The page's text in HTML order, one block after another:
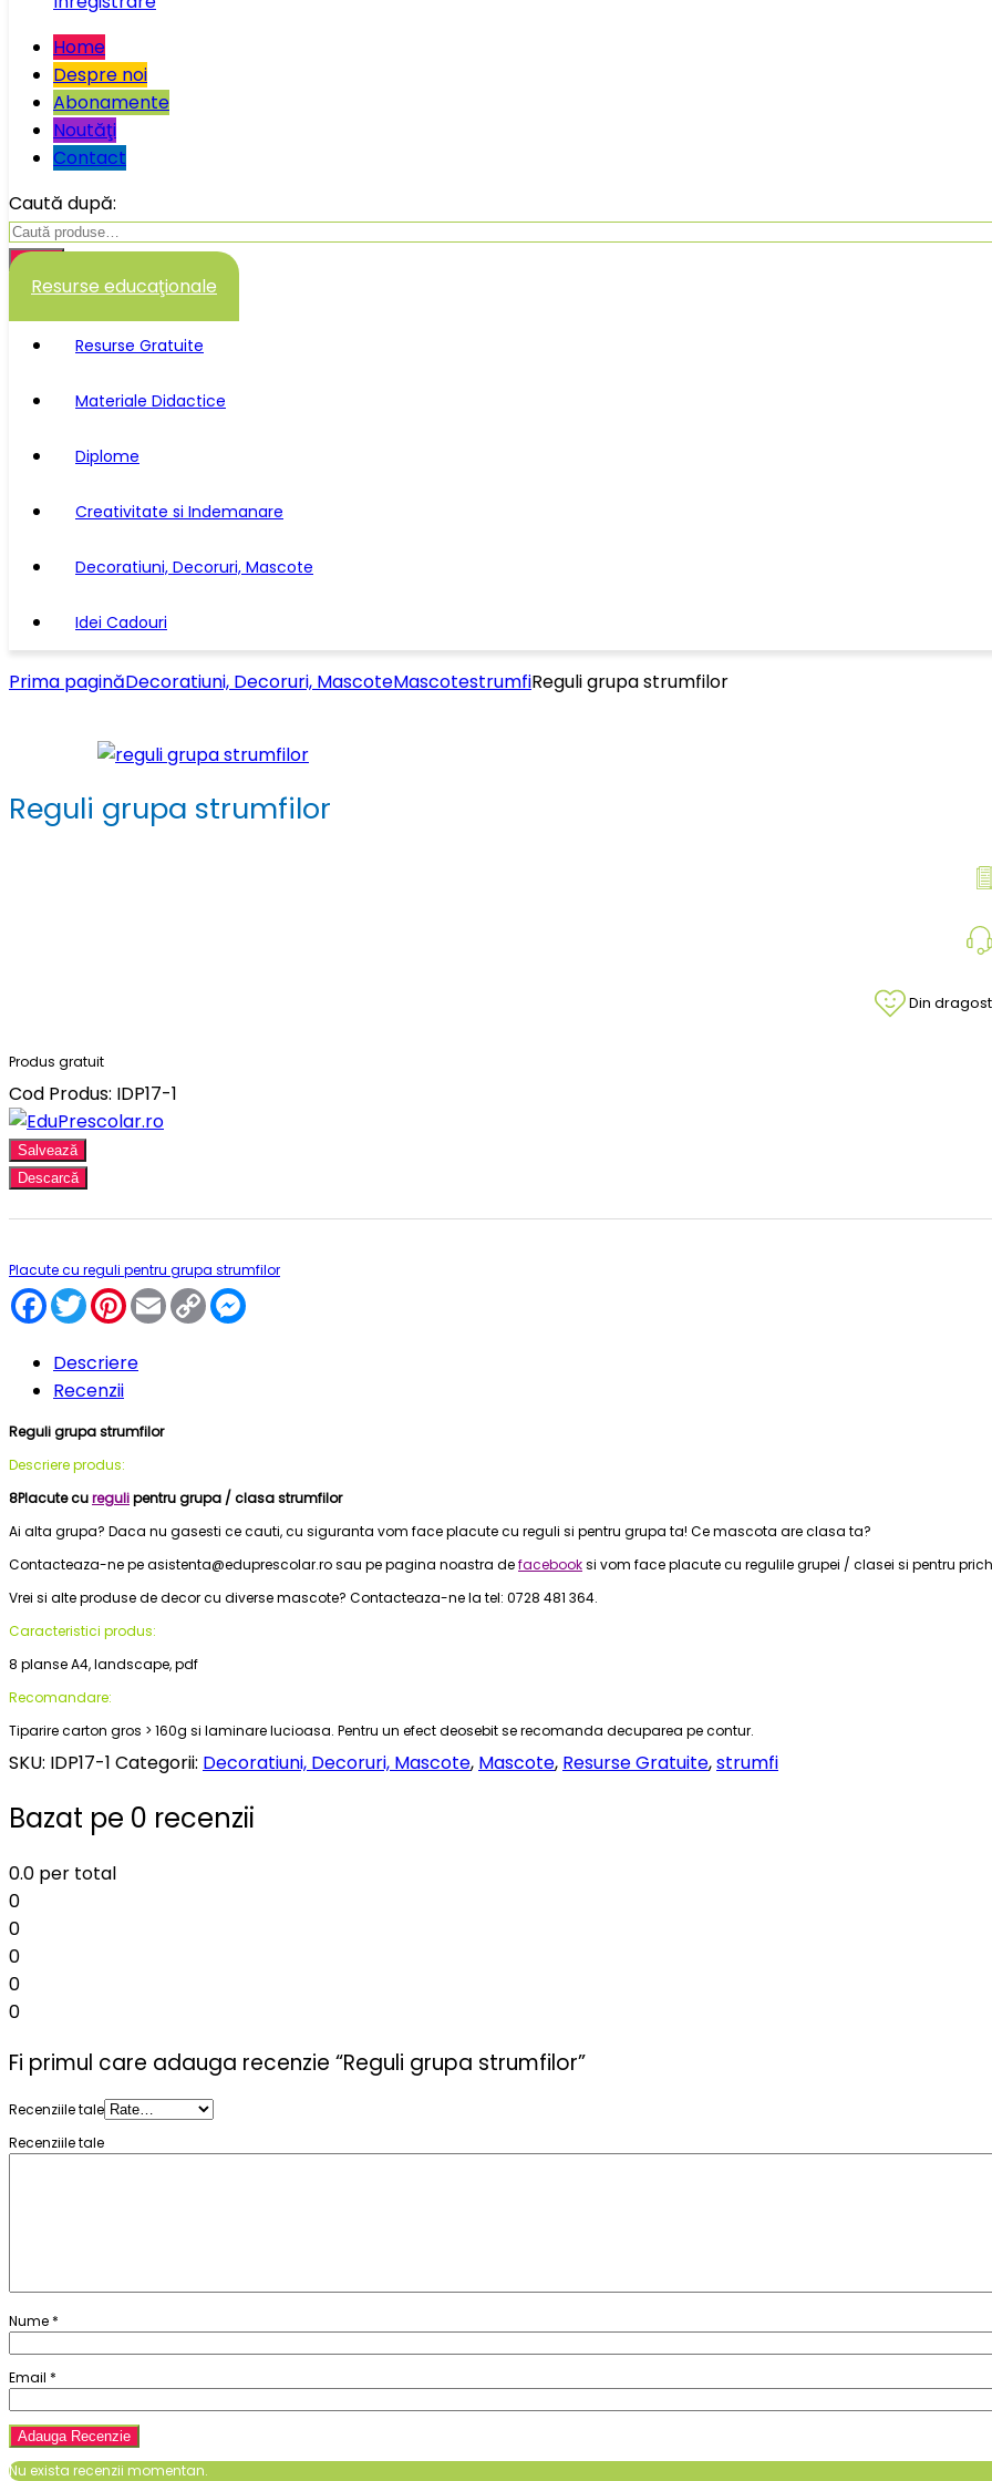
Home
Despre noi
Abonamente
Noutăţi
Contact
Caută după:
Caută
Resurse educaţionale
Resurse Gratuite
Materiale Didactice
Diplome
Creativitate si Indemanare
Decoratiuni, Decoruri, Mascote
Idei Cadouri
Prima paginăDecoratiuni, Decoruri, MascoteMascotestrumfiReguli grupa strumfilor
Reguli grupa strumfilor
Din
Produs gratuit
Cod Produs: IDP17-1
Salvează
Descarcă
Placute cu reguli pentru grupa strumfilor
Facebook
TwitterPinterest
EmailCopy
Link
Descriere
Recenzii
Reguli grupa strumfilor
Descriere produs:
8Placute curegulipentru grupa / clasa strumfilor
Ai alta grupa? Daca nu gasesti ce cauti, cu siguranta vom face placute cu reguli si pentru grupa ta! Ce mascota are clasa ta?
Contacteaza-ne pe asistenta@eduprescolar.ro sau pe pagina noastra defacebooksi vom face placute cu regulile grupei / clasei si pentru
Vrei si alte produse de decor cu diverse mascote? Contacteaza-ne la tel: 0728 481 364.
Caracteristici produs:
8 planse A4, landscape, pdf
Recomandare:
Tiparire carton gros > 160g si laminare lucioasa. Pentru un efect deosebit se recomanda decuparea pe contur.
SKU: IDP17-1 Categorii: Decoratiuni, Decoruri, Mascote, Mascote, Resurse Gratuite,strumfi
Bazat pe 0 recenzii
0.0 per total
0
0
0
0
0
Fi primul care adauga recenzie “Reguli grupa strumfilor”
Recenziile tale
Recenziile tale
Nume *
Email *
Nu exista recenzii momentan.